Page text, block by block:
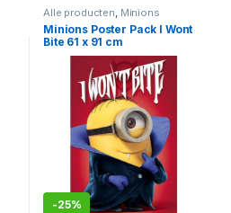
Alle producten, Minions
Minions Poster Pack I Wont
Bite 61 x 91 cm
-25%